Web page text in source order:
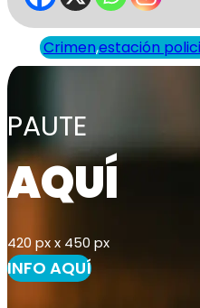
Crimen,estación
PAUTE
AQUÍ
420 px x 450 px
INFO AQUÍ